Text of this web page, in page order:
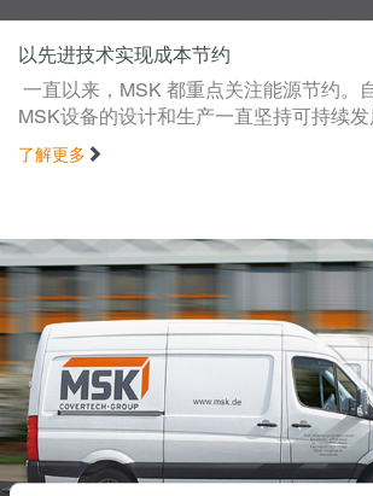
以先进技术实现成本节约
一直以来，MSK 都重点关注能源节约。
MSK设备的设计和生产一直坚持可持续发
了解更多